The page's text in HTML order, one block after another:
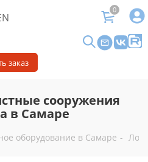
0
заказ
сооружения
в Самаре
оборудование в Самаре -